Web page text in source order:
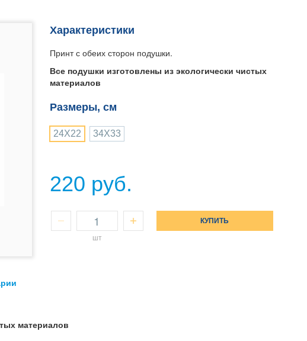
Характеристики
Принт с обеих сторон подушки.
Все подушки изготовлены из экологически чистых
материалов
Размеры, см
24Х22 34Х33
220 руб.
шт
КУПИТЬ
материалов